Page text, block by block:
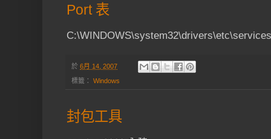
Port 表
C:\WINDOWS\system32\drivers\etc\services
於 6月 14, 2007
標籤： Windows
封包工具